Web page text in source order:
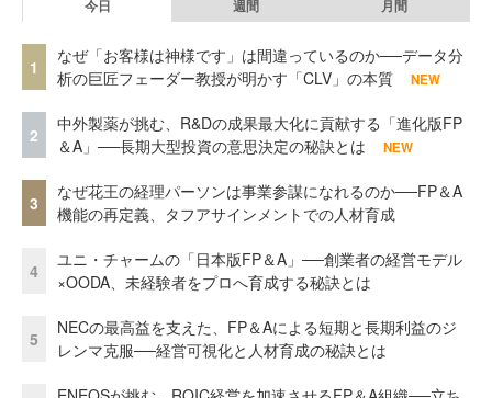
今日 週間 月間
1
なぜ「お客様は神様です」は間違っているのか──データ分
析の巨匠フェーダー教授が明かす「CLV」の本質
NEW
2
中外製薬が挑む、R&Dの成果最大化に貢献する「進化版FP
＆A」──長期大型投資の意思決定の秘訣とは
NEW
3
なぜ花王の経理パーソンは事業参謀になれるのか──FP＆A
機能の再定義、タフアサインメントでの人材育成
4
ユニ・チャームの「日本版FP＆A」──創業者の経営モデル
×OODA、未経験者をプロへ育成する秘訣とは
5
NECの最高益を支えた、FP＆Aによる短期と長期利益のジ
レンマ克服──経営可視化と人材育成の秘訣とは